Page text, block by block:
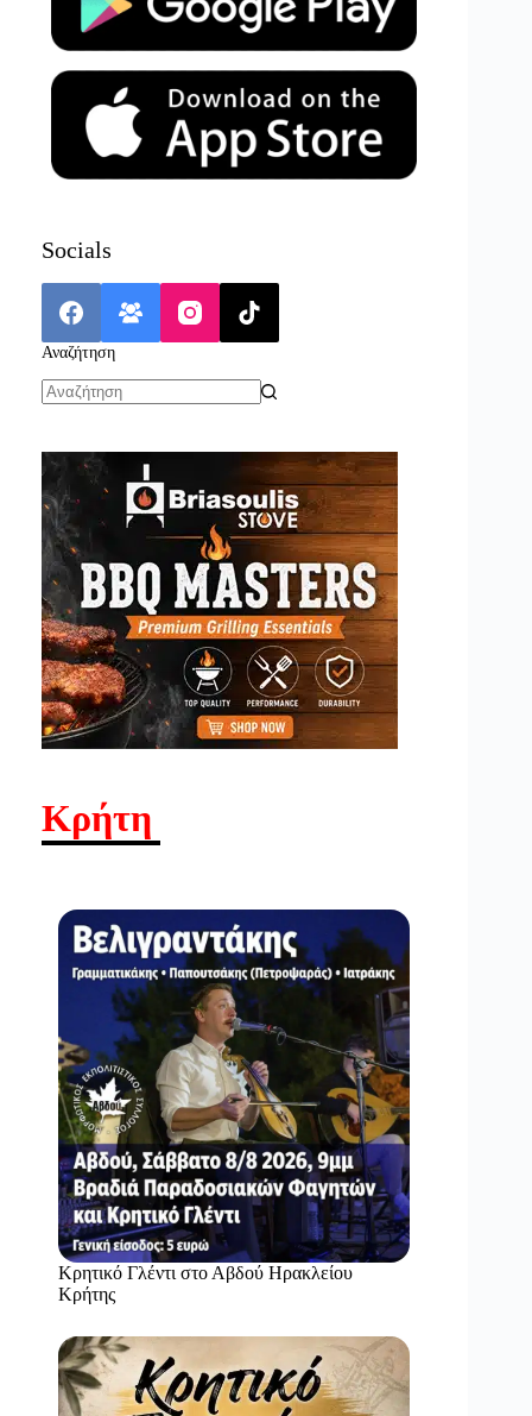
Socials
Αναζήτηση
Κρήτη
Κρητικό Γλέντι στο Αβδού Ηρακλείου
Κρήτης